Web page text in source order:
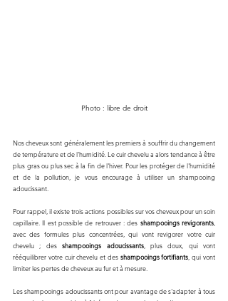
Photo : libre de droit
Nos cheveux sont généralement les premiers à souffrir du changement
de température et de l'humidité. Le cuir chevelu a alors tendance à être
plus gras ou plus sec à la fin de l'hiver. Pour les protéger de l'humidité
et de la pollution, je vous encourage à utiliser un shampooing
adoucissant.
Pour rappel, il existe trois actions possibles sur vos cheveux pour un soin
capillaire. Il est possible de retrouver : des shampooings revigorants
avec des formules plus concentrées, qui vont revigorer votre cuir
chevelu ; des shampooings adoucissants, plus doux, qui vont
rééquilibrer votre cuir chevelu et des shampooings fortifiants , qui vont
limiter les pertes de cheveux au fur et à mesure.
Les shampooings adoucissants ont pour avantage de s'adapter à tous